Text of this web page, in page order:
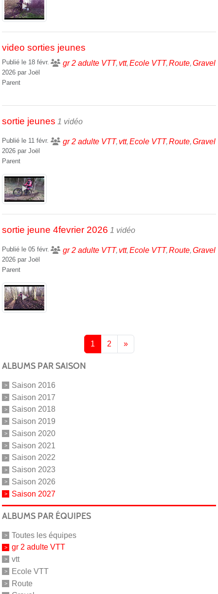
video sorties jeunes
gr 2 adulte VTT vtt Ecole VTT Route Gravel
Publié le 18 févr.
2026 par Joël
Parent
sortie jeunes 1 vidéo
gr 2 adulte VTT vtt Ecole VTT Route Gravel
Publié le 11 févr.
2026 par Joël
Parent
sortie jeune 4fevrier 2026 1 vidéo
gr 2 adulte VTT vtt Ecole VTT Route Gravel
Publié le 05 févr.
2026 par Joël
Parent
1 2 »
ALBUMS PAR SAISON
Saison 2016
Saison 2017
Saison 2018
Saison 2019
Saison 2020
Saison 2021
Saison 2022
Saison 2023
Saison 2026
Saison 2027
ALBUMS PAR ÉQUIPES
Toutes les équipes
gr 2 adulte VTT
vtt
Ecole VTT
Route